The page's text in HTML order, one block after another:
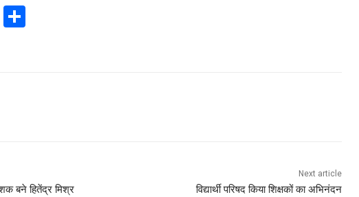
Pi
nt
बने हितेंद्र मिश्र
Next article
विद्यार्थी परिषद किया शिक्षकों का अभिनंदन